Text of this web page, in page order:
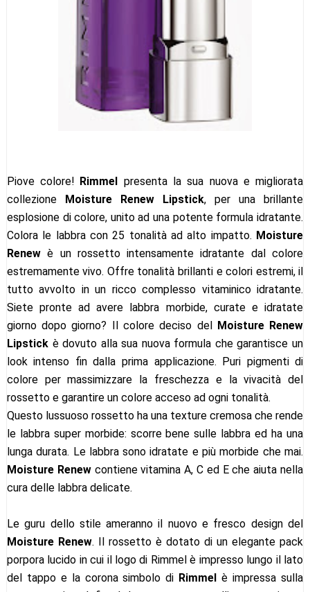
Piove colore! Rimmel presenta la sua nuova e migliorata
collezione Moisture Renew Lipstick, per una brillante
esplosione di colore, unito ad una potente formula idratante.
Colora le labbra con 25 tonalità ad alto impatto. Moisture
Renewè un rossetto intensamente idratante dal colore
estremamente vivo. Offre tonalità brillanti e colori estremi, il
tutto avvolto in un ricco complesso vitaminico idratante.
Siete pronte ad avere labbra morbide, curate e idratate
giorno dopo giorno? Il colore deciso del Moisture Renew
Lipstickè dovuto alla sua nuova formula che garantisce un
look intenso fin dalla prima applicazione. Puri pigmenti di
colore per massimizzare la freschezza e la vivacità del
rossetto e garantire un colore acceso ad ogni tonalità.
Questo lussuoso rossetto ha una texture cremosa che rende
le labbra super morbide: scorre bene sulle labbra ed ha una
lunga durata. Le labbra sono idratate e più morbide che mai.
Moisture Renewcontiene vitamina A, C ed E che aiuta nella
cura delle labbra delicate.
Le guru dello stile ameranno il nuovo e fresco design del
Moisture Renew. Il rossetto è dotato di un elegante pack
porpora lucido in cui il logo di Rimmel è impresso lungo il lato
del tappo e la corona simbolo di Rimmel è impressa sulla